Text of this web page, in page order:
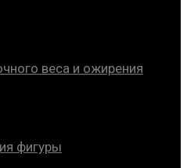
веса и ожирения
фигуры